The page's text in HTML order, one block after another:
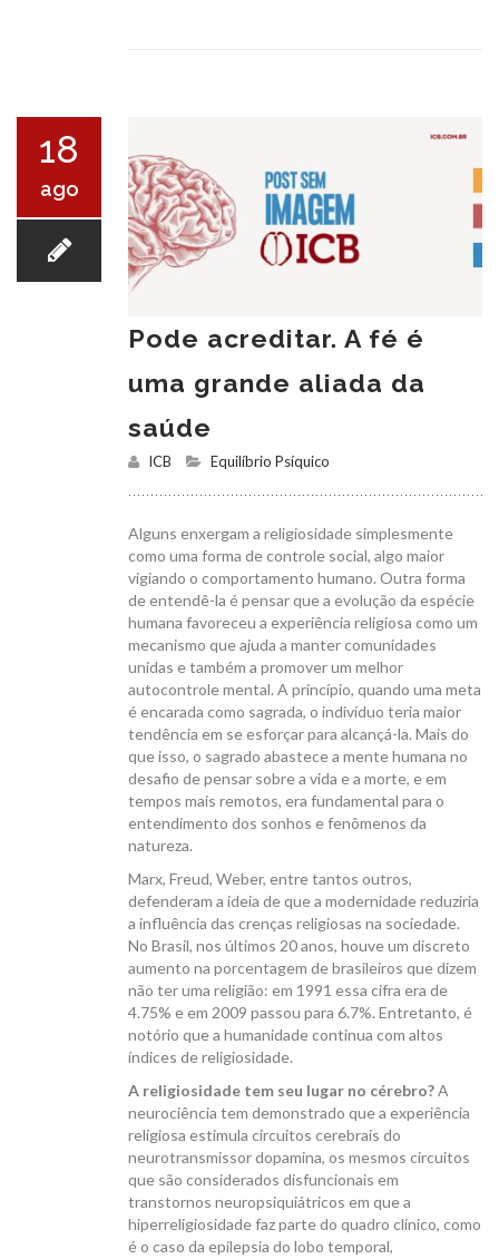
18
ago
Pode acreditar. A fé é
uma grande aliada da
saúde
ICB Equilíbrio Psíquico
Alguns enxergam a religiosidade simplesmente
como uma forma de controle social, algo maior
vigiando o comportamento humano. Outra forma
de entendê-la é pensar que a evolução da espécie
humana favoreceu a experiência religiosa como um
mecanismo que ajuda a manter comunidades
unidas e também a promover um melhor
autocontrole mental. A princípio, quando uma meta
é encarada como sagrada, o indivíduo teria maior
tendência em se esforçar para alcançá-la. Mais do
que isso, o sagrado abastece a mente humana no
desafio de pensar sobre a vida e a morte, e em
tempos mais remotos, era fundamental para o
entendimento dos sonhos e fenômenos da
natureza.
Marx, Freud, Weber, entre tantos outros,
defenderam a ideia de que a modernidade reduziria
a influência das crenças religiosas na sociedade.
No Brasil, nos últimos 20 anos, houve um discreto
aumento na porcentagem de brasileiros que dizem
não ter uma religião: em 1991 essa cifra era de
4.75% e em 2009 passou para 6.7%. Entretanto, é
notório que a humanidade continua com altos
índices de religiosidade.
A religiosidade tem seu lugar no cérebro?A
neurociência tem demonstrado que a experiência
religiosa estimula circuitos cerebrais do
neurotransmissor dopamina, os mesmos circuitos
que são considerados disfuncionais em
transtornos neuropsiquiátricos em que a
hiperreligiosidade faz parte do quadro clínico, como
é o caso da epilepsia do lobo temporal,